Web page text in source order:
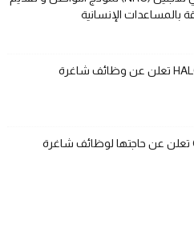
بالمساعدات الإنسانية